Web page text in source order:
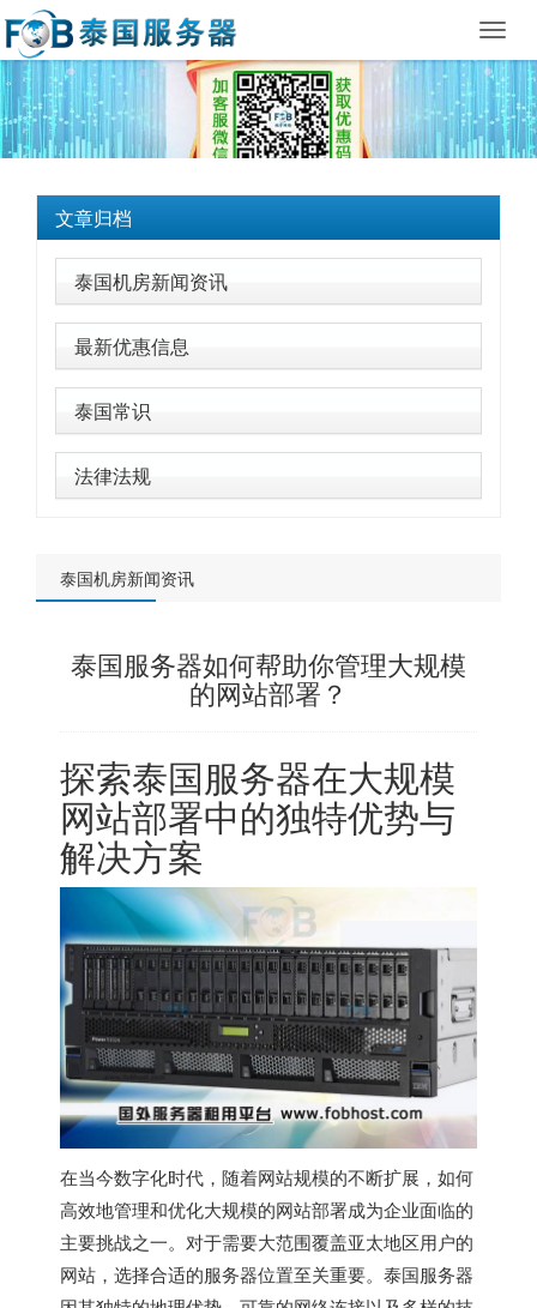
文章归档
泰国机房新闻资讯
最新优惠信息
泰国常识
法律法规
泰国机房新闻资讯
泰国服务器如何帮助你管理大规模
的网站部署？
探索泰国服务器在大规模
网站部署中的独特优势与
解决方案
在当今数字化时代，随着网站规模的不断扩展，如何
高效地管理和优化大规模的网站部署成为企业面临的
主要挑战之一。对于需要大范围覆盖亚太地区用户的
网站，选择合适的服务器位置至关重要。 泰国服务器